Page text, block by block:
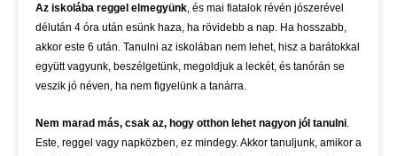
Az iskolába reggel elmegyünk, és mai fiatalok révén jószerével
délután 4 óra után esünk haza, ha rövidebb a nap. Ha hosszabb,
akkor este 6 után. Tanulni az iskolában nem lehet, hisz a barátokkal
együtt vagyunk, beszélgetünk, megoldjuk a leckét, és tanórán se
veszik jó néven, ha nem figyelünk a tanárra.
Nem marad más, csak az, hogy otthon lehet nagyon jól tanulni.
Este, reggel vagy napközben, ez mindegy. Akkor tanuljunk, amikor a